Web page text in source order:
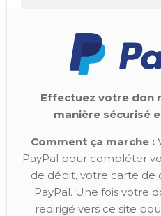
Effectuez votre don
manière sécurisé
Comment ça marche :
PayPal pour compléter
de débit, votre carte
PayPal. Une fois votre
redirigé vers ce site